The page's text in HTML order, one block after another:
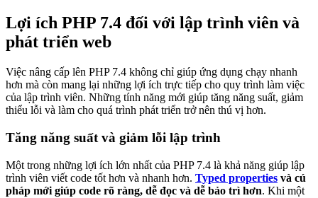
Lợi ích PHP 7.4 đối với lập trình viên và
phát triển web
Việc nâng cấp lên PHP 7.4 không chỉ giúp ứng dụng chạy nhanh
hơn mà còn mang lại những lợi ích trực tiếp cho quy trình làm việc
của lập trình viên. Những tính năng mới giúp tăng năng suất, giảm
thiểu lỗi và làm cho quá trình phát triển trở nên thú vị hơn.
Tăng năng suất và giảm lỗi lập trình
Một trong những lợi ích lớn nhất của PHP 7.4 là khả năng giúp lập
trình viên viết code tốt hơn và nhanh hơn. Typed properties và cú
pháp mới giúp code rõ ràng, dễ đọc và dễ bảo trì hơn. Khi một